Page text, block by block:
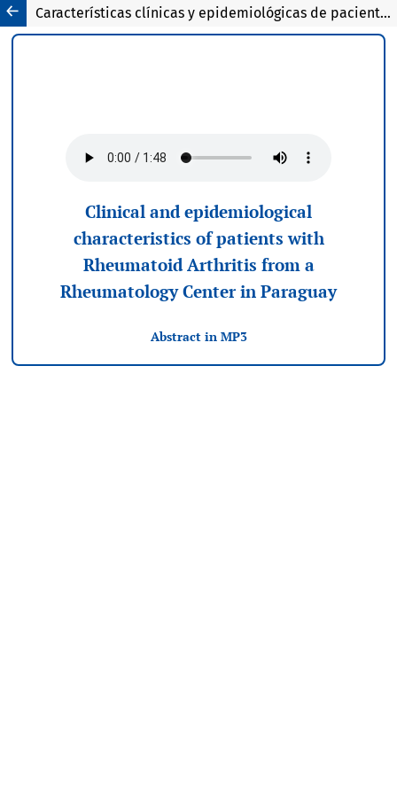
Características clínicas y epidemiológicas de pacientes con Artritis Reumatoide de un Centro Reumatológico de Paraguay